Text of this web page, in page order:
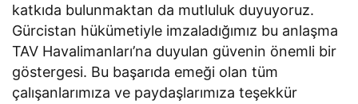
katkıda bulunmaktan da mutluluk duyuyoruz.
Gürcistan hükümetiyle imzaladığımız bu anlaşma
TAV Havalimanları’na duyulan güvenin önemli bir
göstergesi. Bu başarıda emeği olan tüm
çalışanlarımıza ve paydaşlarımıza teşekkür